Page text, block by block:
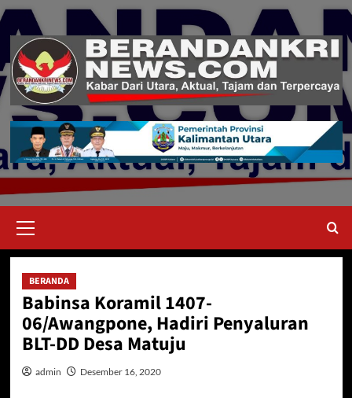
Skip
content
Menu
BERANDA
Babinsa Koramil 1407-
06/Awangpone, Hadiri Penyaluran
BLT-DD Desa Matuju
admin Desember 16, 2020